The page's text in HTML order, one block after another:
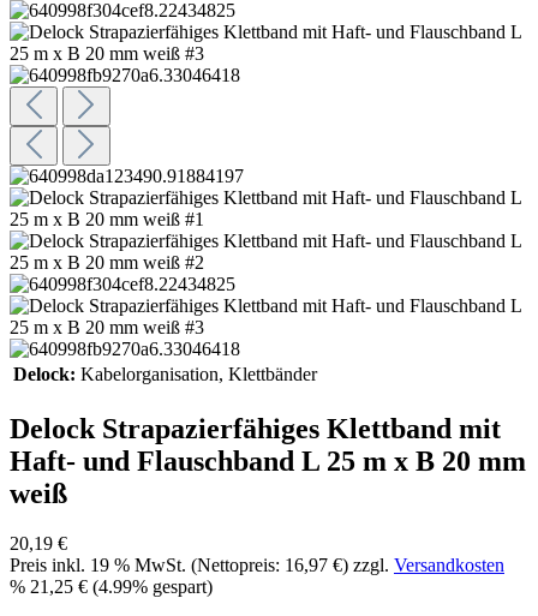
Delock: Kabelorganisation, Klettbänder
Delock Strapazierfähiges Klettband mit
Haft- und Flauschband L 25 m x B 20 mm
weiß
20,19 €
Preis inkl. 19 % MwSt. (Nettopreis: 16,97 €) zzgl. Versandkosten
% 21,25 € (4.99% gespart)